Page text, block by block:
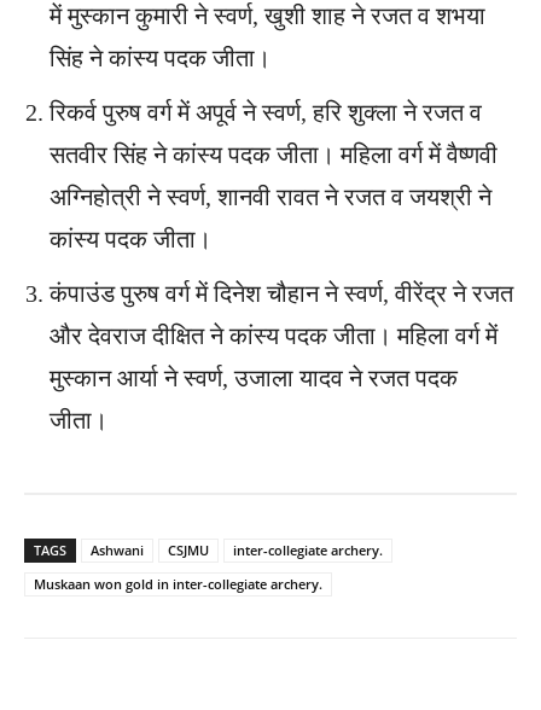
में मुस्कान कुमारी ने स्वर्ण, खुशी शाह ने रजत व शभया
सिंह ने कांस्य पदक जीता।
रिकर्व पुरुष वर्ग में अपूर्व ने स्वर्ण, हरि शुक्ला ने रजत व
सतवीर सिंह ने कांस्य पदक जीता। महिला वर्ग में वैष्णवी
अग्निहोत्री ने स्वर्ण, शानवी रावत ने रजत व जयश्री ने
कांस्य पदक जीता।
कंपाउंड पुरुष वर्ग में दिनेश चौहान ने स्वर्ण, वीरेंद्र ने रजत
और देवराज दीक्षित ने कांस्य पदक जीता। महिला वर्ग में
मुस्कान आर्या ने स्वर्ण, उजाला यादव ने रजत पदक
जीता।
TAGS Ashwani CSJMU
inter-collegiate archery.
Muskaan won gold in inter-collegiate archery.